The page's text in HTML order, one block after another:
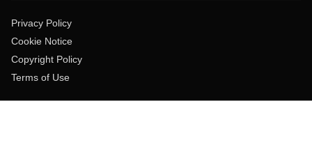
Privacy Policy
Cookie Notice
Copyright Policy
Terms of Use